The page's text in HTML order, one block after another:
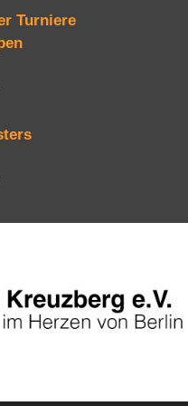
Turniere